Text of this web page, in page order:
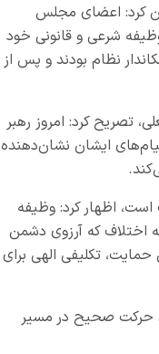
کرد: اعضای مجلس
شرعی و قانونی خود
نظام بودند و پس از
تصریح کرد: امروز رهبر
ایشان نشان‌دهنده
اظهار کرد: وظیفه
اختلاف که آرزوی دشمن
تکلیفی الهی برای
حرکت صحیح در مسیر